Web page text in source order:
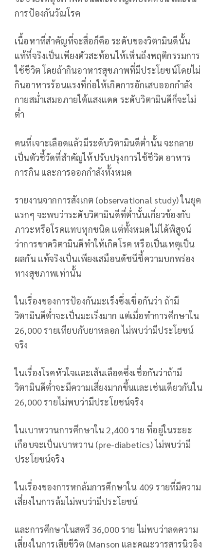
การป้องกันวัณโรค
เนื้อหาที่สำคัญที่จะสื่อก็คือ ระดับของวิตามินดีนั้น
แท้ที่จริงเป็นเพียงตัวสะท้อนให้เห็นถึงพฤติกรรมการ
ใช้ชีวิต โดยถ้ากินอาหารสุขภาพที่มีประโยชน์โดยไม่
กินอาหารร้อนแรงที่ก่อให้เกิดการอักเสบออกกำลัง
กายสม่ำเสมอภายใต้แสงแดด ระดับวิตามินดีก็จะไม่
ต่ำ
คนที่เจาะเลือดแล้วมีระดับวิตามินดีต่ำนั้น จะกลาย
เป็นตัวชี้วัดที่สำคัญให้ปรับปรุงการใช้ชีวิต อาหาร
การกิน และการออกกำลังทั้งหมด
รายงานจากการสังเกต (observational study) ในยุค
แรกๆ จะพบว่าระดับวิตามินดีที่ต่ำนั้นเกี่ยวข้องกับ
ภาวะหรือโรคแทบทุกชนิด แต่ทั้งหมดไม่ได้พิสูจน์
ว่าการขาดวิตามินดีทำให้เกิดโรค หรือเป็นเหตุเป็น
ผลกัน แท้จริงเป็นเพียงเสมือนดัชนีชี้ความบกพร่อง
ทางสุขภาพเท่านั้น
ในเรื่องของการป้องกันมะเร็งซึ่งเชื่อกันว่า ถ้ามี
วิตามินดีต่ำจะเป็นมะเร็งมาก แต่เมื่อทำการศึกษาใน
26,000 รายเทียบกับยาหลอก ไม่พบว่ามีประโยชน์
จริง
ในเรื่องโรคหัวใจและเส้นเลือดซึ่งเชื่อกันว่าถ้ามี
วิตามินดีต่ำจะมีความเสี่ยงมากขึ้นและเช่นเดียวกันใน
26,000 รายไม่พบว่ามีประโยชน์จริง
ในเบาหวานการศึกษาใน 2,400 ราย ที่อยู่ในระยะ
เกือบจะเป็นเบาหวาน (pre-diabetics) ไม่พบว่ามี
ประโยชน์จริง
ในเรื่องของการหกล้มการศึกษาใน 409 รายที่มีความ
เสี่ยงในการล้มไม่พบว่ามีประโยชน์
และการศึกษาในสตรี 36,000 ราย ไม่พบว่าลดความ
เสี่ยงในการเสียชีวิต (Manson และคณะวารสารนิวอิง